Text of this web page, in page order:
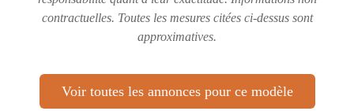
contractuelles. Toutes les mesures citées ci-dessus sont
approximatives.
Voir toutes les annonces pour ce modèle